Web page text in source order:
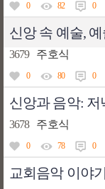
0 82 0
3679 주호식
0 80 0
신앙과 음악: 저
3678 주호식
0 78 0